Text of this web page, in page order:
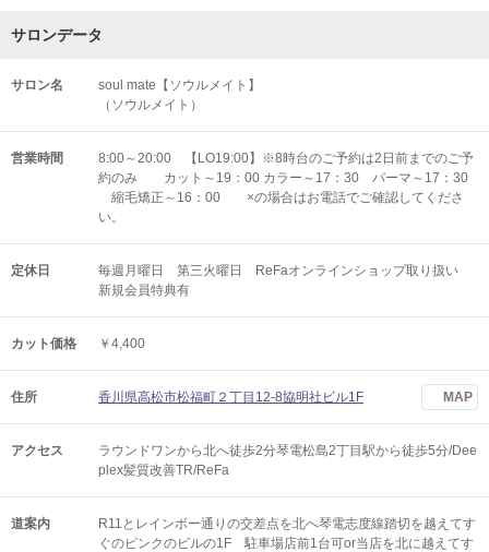
サロンデータ
サロン名
soul mate【ソウルメイト】
（ソウルメイト）
営業時間
8:00～20:00 【LO19:00】※8時台のご予約は2日前までのご予
約のみ カット～19：00 カラー～17：30 パーマ～17：30
縮毛矯正～16：00 ×の場合はお電話でご確認してくださ
い。
定休日
毎週月曜日 第三火曜日 ReFaオンラインショップ取り扱い
新規会員特典有
カット価格 ￥4,400
住所 香川県高松市松福町２丁目12-8協明社ビル1F MAP
アクセス
ラウンドワンから北へ徒歩2分琴電松島2丁目駅から徒歩5分/Dee
plex髪質改善TR/ReFa
道案内
R11とレインボー通りの交差点を北へ琴電志度線踏切を越えてす
ぐのピンクのビルの1F 駐車場店前1台可or当店を北に越えてす